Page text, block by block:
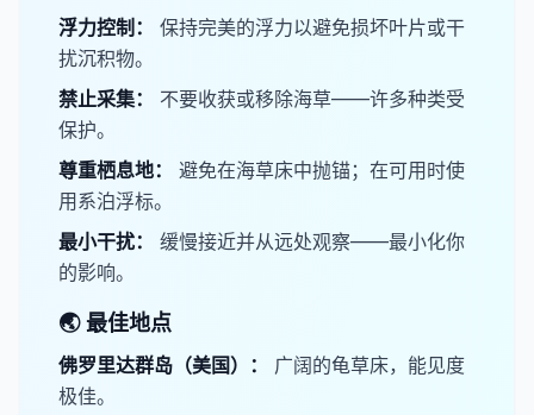
​浮力控制：
保持完美的浮力以避免损坏叶片或干
扰沉积物。
​禁止采集：
不要收获或移除海草——许多种类受
保护。
​尊重栖息地：
避免在海草床中抛锚；在可用时使
用系泊浮标。
​最小干扰：
缓慢接近并从远处观察——最小化你
的影响。
🌏 最佳地点
​佛罗里达群岛（美国）：
广阔的龟草床，能见度
极佳。